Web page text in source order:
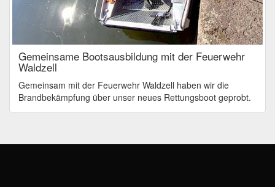
Gemeinsame Bootsausbildung mit der Feuerwehr
Waldzell
Gemeinsam mit der Feuerwehr Waldzell haben wir die
Brandbekämpfung über unser neues Rettungsboot geprobt.